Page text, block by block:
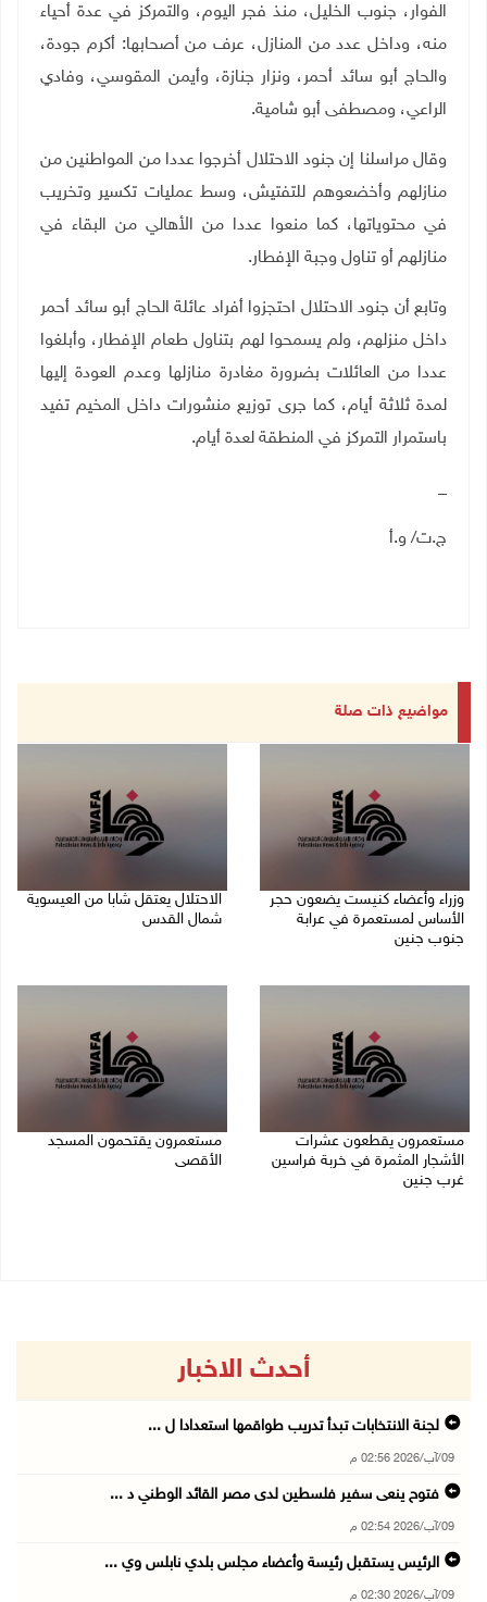
الفوار، جنوب الخليل، منذ فجر اليوم، والتمركز في عدة أحياء
منه، وداخل عدد من المنازل، عرف من أصحابها: أكرم جودة،
والحاج أبو سائد أحمر، ونزار جنازة، وأيمن المقوسي، وفادي
الراعي، ومصطفى أبو شامية.
وقال مراسلنا إن جنود الاحتلال أخرجوا عددا من المواطنين من
منازلهم وأخضعوهم للتفتيش، وسط عمليات تكسير وتخريب
في محتوياتها، كما منعوا عددا من الأهالي من البقاء في
منازلهم أو تناول وجبة الإفطار.
وتابع أن جنود الاحتلال احتجزوا أفراد عائلة الحاج أبو سائد أحمر
داخل منزلهم، ولم يسمحوا لهم بتناول طعام الإفطار، وأبلغوا
عددا من العائلات بضرورة مغادرة منازلها وعدم العودة إليها
لمدة ثلاثة أيام، كما جرى توزيع منشورات داخل المخيم تفيد
باستمرار التمركز في المنطقة لعدة أيام.
ج.ت/ و.أ
مواضيع ذات صلة
وزراء وأعضاء كنيست يضعون حجر
الأساس لمستعمرة في عرابة
جنوب جنين
الاحتلال يعتقل شابا من العيسوية
شمال القدس
مستعمرون يقطعون عشرات
الأشجار المثمرة في خربة فراسين
غرب جنين
مستعمرون يقتحمون المسجد
الأقصى
أحدث الاخبار
لجنة الانتخابات تبدأ تدريب طواقمها استعدادا ل ...
09/آب/2026 02:56 م
فتوح ينعى سفير فلسطين لدى مصر القائد الوطني د ...
09/آب/2026 02:54 م
الرئيس يستقبل رئيسة وأعضاء مجلس بلدي نابلس وي ...
09/آب/2026 02:30 م